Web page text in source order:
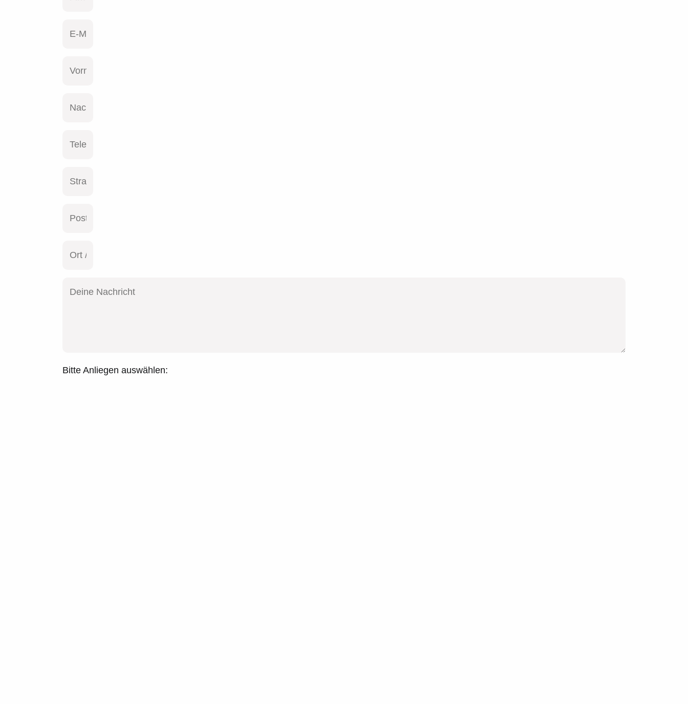
Bitte Anliegen auswählen: